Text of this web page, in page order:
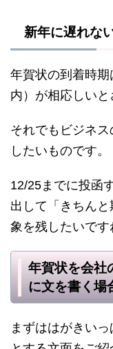
新年に遅れな
年賀状の到着時
内）が相応しいと
それでもビジネ
したいものです。
12/25までに投函
出して「きちん
象を残したいです
年賀状を会社
に文を書く場
まずははがきい